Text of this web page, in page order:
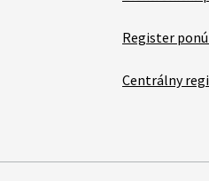
Register
Centrálny